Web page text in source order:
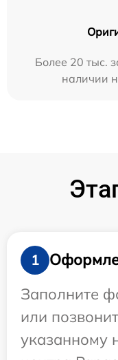
Более 20 тыс.
наличии
1
Заполните
или
указанному